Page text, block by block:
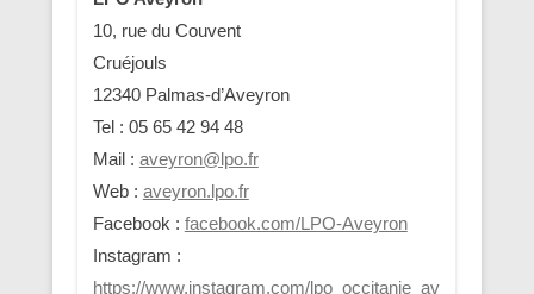
10, rue du Couvent
Cruéjouls
12340 Palmas-d’Aveyron
Tel : 05 65 42 94 48
Mail : aveyron@lpo.fr
Web : aveyron.lpo.fr
Facebook : facebook.com/LPO-Aveyron
Instagram :
https://www.instagram.com/lpo_occitanie_av